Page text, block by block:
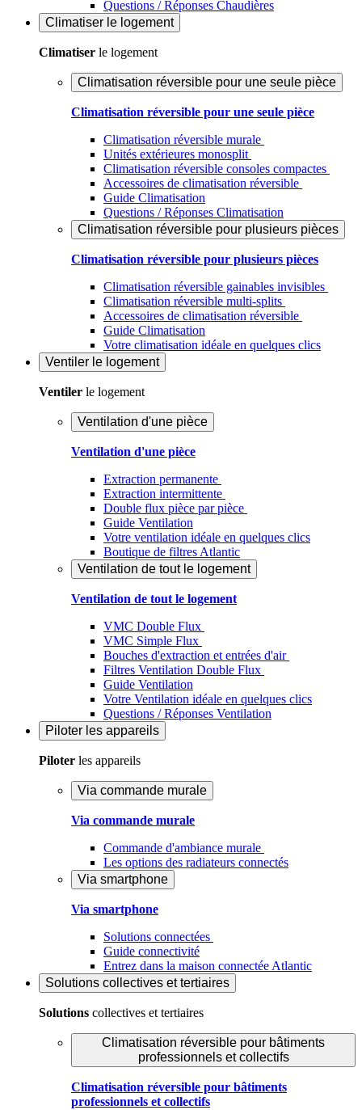
Questions / Réponses Chaudières
Climatiser le logement
Climatiser le logement
Climatisation réversible pour une seule pièce
Climatisation réversible pour une seule pièce
Climatisation réversible murale
Unités extérieures monosplit
Climatisation réversible consoles compactes
Accessoires de climatisation réversible
Guide Climatisation
Questions / Réponses Climatisation
Climatisation réversible pour plusieurs pièces
Climatisation réversible pour plusieurs pièces
Climatisation réversible gainables invisibles
Climatisation réversible multi-splits
Accessoires de climatisation réversible
Guide Climatisation
Votre climatisation idéale en quelques clics
Ventiler le logement
Ventiler le logement
Ventilation d'une pièce
Ventilation d'une pièce
Extraction permanente
Extraction intermittente
Double flux pièce par pièce
Guide Ventilation
Votre ventilation idéale en quelques clics
Boutique de filtres Atlantic
Ventilation de tout le logement
Ventilation de tout le logement
VMC Double Flux
VMC Simple Flux
Bouches d'extraction et entrées d'air
Filtres Ventilation Double Flux
Guide Ventilation
Votre Ventilation idéale en quelques clics
Questions / Réponses Ventilation
Piloter les appareils
Piloter les appareils
Via commande murale
Via commande murale
Commande d'ambiance murale
Les options des radiateurs connectés
Via smartphone
Via smartphone
Solutions connectées
Guide connectivité
Entrez dans la maison connectée Atlantic
Solutions collectives et tertiaires
Solutions collectives et tertiaires
Climatisation réversible pour bâtiments
professionnels et collectifs
Climatisation réversible pour bâtiments
professionnels et collectifs